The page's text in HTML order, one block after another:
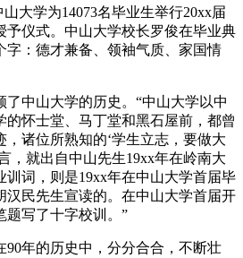
学为14073名毕业生举行20xx届
予仪式。中山大学校长罗俊在毕业典
字：德才兼备、领袖气质、家国情
中山大学的历史。“中山大学以中
的怀士堂、马丁堂和黑石屋前，都曾
诸位所熟知的‘学生立志，要做大
，就出自中山先生19xx年在岭南大
训词，则是19xx年在中山大学首届毕
汉民先生宣读的。在中山大学首届开
题写了十字校训。”
年的历史中，分分合合，不断壮